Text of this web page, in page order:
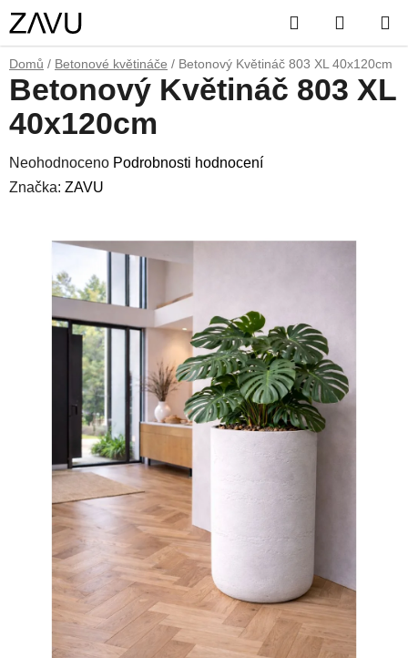
na
obsah
Hledat
KOŠÍK
Domů / Betonové květináče / Betonový Květináč 803 XL 40x120cm
Betonový Květináč 803 XL
40x120cm
Průměrné
hodnocení
hvězdiček.
Neohodnoceno Podrobnosti hodnocení
Značka: ZAVU